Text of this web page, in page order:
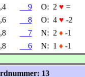
9 O: 2 ♥ =
8 O: 4 ♥ -2
7 N: 2 ♦-1
6 N: 1 ♦-1
13